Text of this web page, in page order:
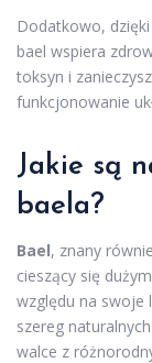
Dodatkowo,
bael wspiera
toksyn i
funkcjonowanie
Jakie są
baela?
Bael, znany
cieszący się
względu na swoje
szereg
walce z